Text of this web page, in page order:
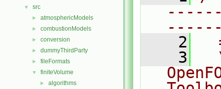
▼ src
► atmosphericModels
► combustionModels
► conversion
► dummyThirdParty
► fileFormats
▼ finiteVolume
► algorithms
    2
    3